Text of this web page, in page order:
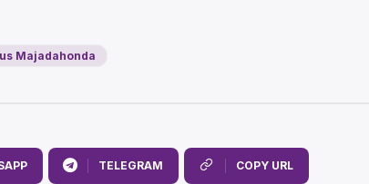
Majadahonda
TELEGRAM COPY URL